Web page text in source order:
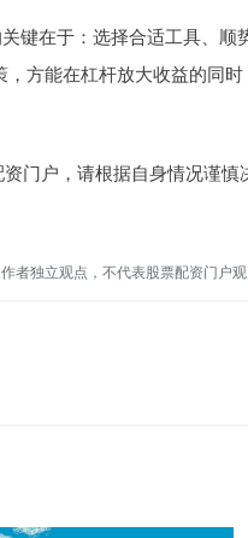
键在于：选择合适工具、顺
方能在杠杆放大收益的同时
门户，请根据自身情况谨慎
者独立观点，不代表股票配资门户